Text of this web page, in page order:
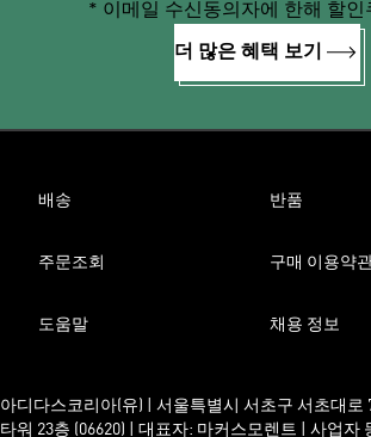
* 이메일 수신동의자에 한해 할인
더 많은 혜택 보기
배송 반품
주문조회 구매 이용약
도움말 채용 정보
아디다스코리아(유) | 서울특별시 서초구 서초대로
타워 23층 (06620) | 대표자: 마커스모렌트 | 사업자